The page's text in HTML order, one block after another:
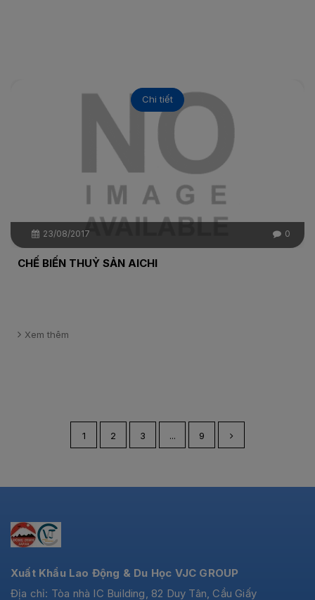
23/08/2017 0
Chi tiết
CHẾ BIẾN THUỶ SẢN AICHI
Xem thêm
1 2 3 ... 9
Xuất Khẩu Lao Động & Du Học VJC GROUP
Địa chỉ: Tòa nhà IC Building, 82 Duy Tân, Cầu Giấy